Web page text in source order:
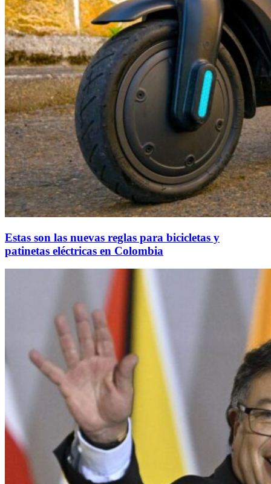
Estas son las nuevas reglas para bicicletas y
patinetas eléctricas en Colombia